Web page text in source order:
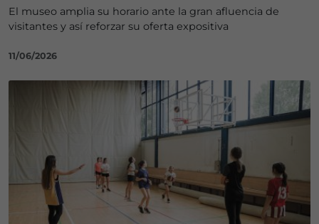
El museo amplia su horario ante la gran afluencia de
visitantes y así reforzar su oferta expositiva
11/06/2026